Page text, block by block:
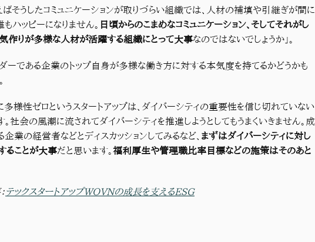
ばそうしたコミュニケーションが取りづらい組織では、人材の補填や引継ぎが間に
もハッピーになりません。 日頃からのこまめなコミュニケーション、そしてそれがし
作りが多様な人材が活躍する組織にとって大事なのではないでしょうか」。
ダーである企業のトップ自身が多様な働き方に対する本気度を持てるかどうかも
多様性ゼロというスタートアップは、ダイバーシティの重要性を信じ切れていない
。社会の風潮に流されてダイバーシティを推進しようとしてもうまくいきません。成
企業の経営者などとディスカッションしてみるなど、 まずはダイバーシティに対し
ることが大事だと思います。 福利厚生や管理職比率目標などの施策はそのあと
テックスタートアップWOVNの成長を支えるESG